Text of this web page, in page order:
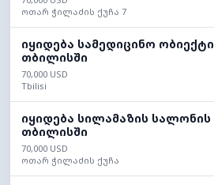
ოთარ ჭილაძის ქუჩა 7
იყიდება სამედიცინო
თბილისში
70,000 USD
Tbilisi
იყიდება სილამაზის სალონის
თბილისში
70,000 USD
ოთარ ჭილაძის ქუჩა